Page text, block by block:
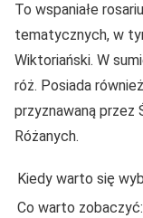
To wspaniałe
tematycznych, w
Wiktoriański. W
róż. Posiada
przyznawaną
Różanych.
Kiedy warto się
Co warto zobaczyć: